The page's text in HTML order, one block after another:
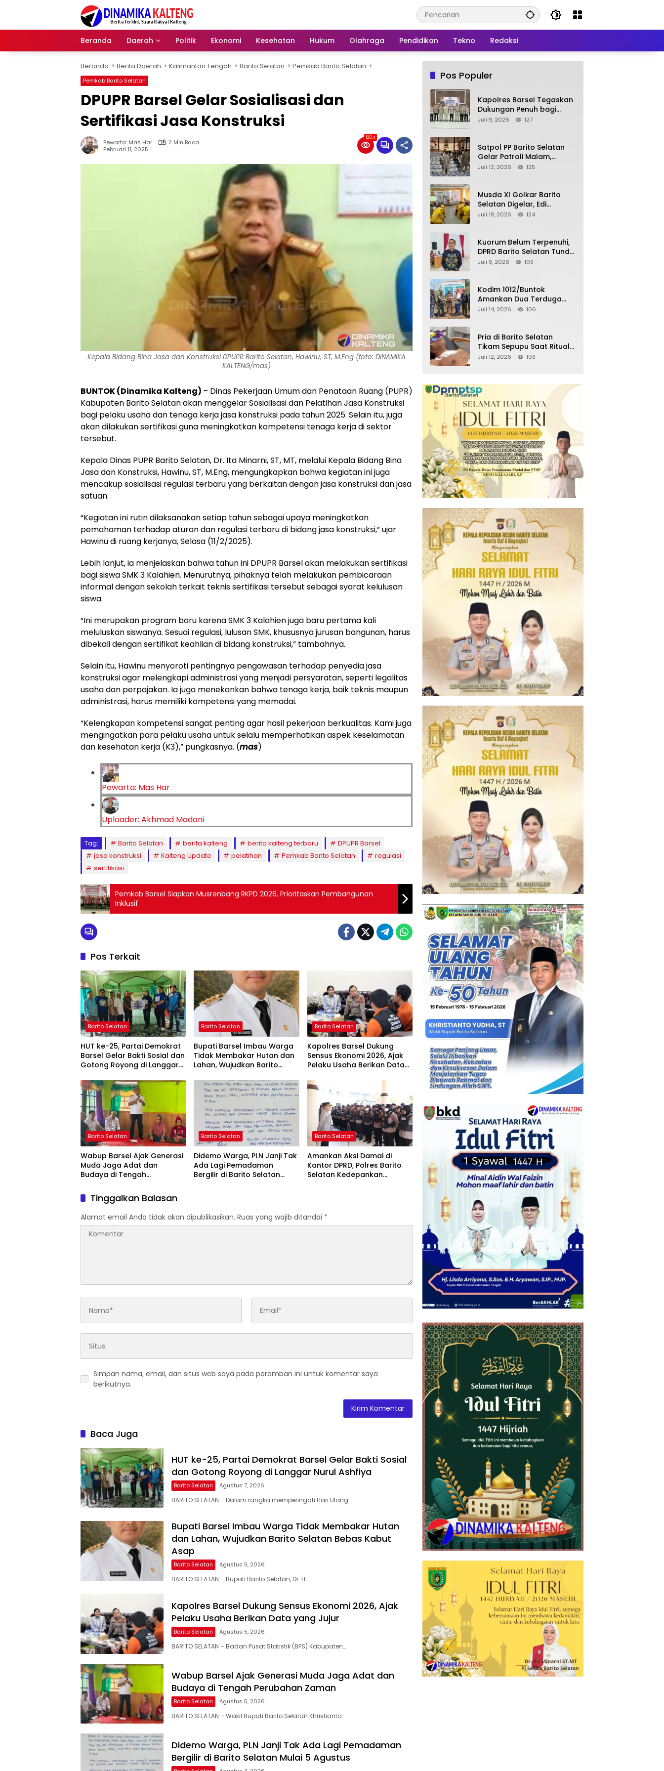
Beranda
Daerah Politik Ekonomi Kesehatan Hukum Olahraga Pendidikan Tekno Redaksi
Beranda Berita Daerah Kalimantan Tengah Barito Selatan Pemkab Barito Selatan
Pemkab Barito Selatan
DPUPR Barsel Gelar Sosialisasi dan
Sertifikasi Jasa Konstruksi
Pewarta: Mas Har
2 Min Baca
Februari 11, 2025
1204
Kepala Bidang Bina Jasa dan Konstruksi DPUPR Barito Selatan, Hawinu, ST, M.Eng (foto: DINAMIKA
KALTENG/mas)
BUNTOK (Dinamika Kalteng) – Dinas Pekerjaan Umum dan Penataan Ruang (PUPR)
Kabupaten Barito Selatan akan menggelar Sosialisasi dan Pelatihan Jasa Konstruksi
bagi pelaku usaha dan tenaga kerja jasa konstruksi pada tahun 2025. Selain itu, juga
akan dilakukan sertifikasi guna meningkatkan kompetensi tenaga kerja di sektor
tersebut.
Kepala Dinas PUPR Barito Selatan, Dr. Ita Minarni, ST, MT, melalui Kepala Bidang Bina
Jasa dan Konstruksi, Hawinu, ST, M.Eng, mengungkapkan bahwa kegiatan ini juga
mencakup sosialisasi regulasi terbaru yang berkaitan dengan jasa konstruksi dan jasa
satuan.
“Kegiatan ini rutin dilaksanakan setiap tahun sebagai upaya meningkatkan
pemahaman terhadap aturan dan regulasi terbaru di bidang jasa konstruksi,” ujar
Hawinu di ruang kerjanya, Selasa (11/2/2025).
Lebih lanjut, ia menjelaskan bahwa tahun ini DPUPR Barsel akan melakukan sertifikasi
bagi siswa SMK 3 Kalahien. Menurutnya, pihaknya telah melakukan pembicaraan
informal dengan sekolah terkait teknis sertifikasi tersebut sebagai syarat kelulusan
siswa.
“Ini merupakan program baru karena SMK 3 Kalahien juga baru pertama kali
meluluskan siswanya. Sesuai regulasi, lulusan SMK, khususnya jurusan bangunan, harus
dibekali dengan sertifikat keahlian di bidang konstruksi,” tambahnya.
Selain itu, Hawinu menyoroti pentingnya pengawasan terhadap penyedia jasa
konstruksi agar melengkapi administrasi yang menjadi persyaratan, seperti legalitas
usaha dan perpajakan. Ia juga menekankan bahwa tenaga kerja, baik teknis maupun
administrasi, harus memiliki kompetensi yang memadai.
“Kelengkapan kompetensi sangat penting agar hasil pekerjaan berkualitas. Kami juga
mengingatkan para pelaku usaha untuk selalu memperhatikan aspek keselamatan
dan kesehatan kerja (K3),” pungkasnya. (mas)
Pewarta: Mas Har
Uploader: Akhmad Madani
Tag: Barito Selatan berita kalteng berita kalteng terbaru
DPUPR Barsel
jasa konstruksi
Kalteng Update pelatihan Pemkab Barito Selatan
regulasi
sertifikasi
Pemkab Barsel Siapkan Musrenbang RKPD 2026, Prioritaskan Pembangunan
Inklusif
Pos Terkait
Barito Selatan
HUT ke-25, Partai Demokrat
Barsel Gelar Bakti Sosial dan
Gotong Royong di Langgar
Barito Selatan
Bupati Barsel Imbau Warga
Tidak Membakar Hutan dan
Lahan, Wujudkan Barito
Barito Selatan
Kapolres Barsel Dukung
Sensus Ekonomi 2026, Ajak
Pelaku Usaha Berikan Data
Barito Selatan
Wabup Barsel Ajak Generasi
Muda Jaga Adat dan
Budaya di Tengah
Barito Selatan
Didemo Warga, PLN Janji Tak
Ada Lagi Pemadaman
Bergilir di Barito Selatan
Barito Selatan
Amankan Aksi Damai di
Kantor DPRD, Polres Barito
Selatan Kedepankan
Tinggalkan Balasan
Alamat email Anda tidak akan dipublikasikan. Ruas yang wajib ditandai *
Simpan nama, email, dan situs web saya pada peramban ini untuk komentar saya
berikutnya.
Baca Juga
HUT ke-25, Partai Demokrat Barsel Gelar Bakti Sosial
dan Gotong Royong di Langgar Nurul Ashfiya
Barito Selatan Agustus 7, 2026
BARITO SELATAN – Dalam rangka memperingati Hari Ulang…
Bupati Barsel Imbau Warga Tidak Membakar Hutan
dan Lahan, Wujudkan Barito Selatan Bebas Kabut
Asap
Barito Selatan Agustus 5, 2026
BARITO SELATAN – Bupati Barito Selatan, Dr. H….
Kapolres Barsel Dukung Sensus Ekonomi 2026, Ajak
Pelaku Usaha Berikan Data yang Jujur
Barito Selatan Agustus 5, 2026
BARITO SELATAN – Badan Pusat Statistik (BPS) Kabupaten…
Wabup Barsel Ajak Generasi Muda Jaga Adat dan
Budaya di Tengah Perubahan Zaman
Barito Selatan Agustus 5, 2026
BARITO SELATAN – Wakil Bupati Barito Selatan Khristianto…
Didemo Warga, PLN Janji Tak Ada Lagi Pemadaman
Bergilir di Barito Selatan Mulai 5 Agustus
Pos Populer
Kapolres Barsel Tegaskan
Dukungan Penuh bagi
Pengembangan KBPPP
Juli 9, 2026 127
Satpol PP Barito Selatan
Gelar Patroli Malam,
Tindak Lanjuti Keluhan
Juli 12, 2026 125
Musda XI Golkar Barito
Selatan Digelar, Edi
Pratowo Targetkan
Juli 19, 2026 124
Kuorum Belum Terpenuhi,
DPRD Barito Selatan Tunda
Paripurna Persetujuan
APBD 2025
Juli 9, 2026 109
Kodim 1012/Buntok
Amankan Dua Terduga
Pencuri Aset Perusahaan
Disita
Juli 14, 2026 106
Pria di Barito Selatan
Tikam Sepupu Saat Ritual
Adat Wara, Polisi Amankan
Juli 12, 2026 103